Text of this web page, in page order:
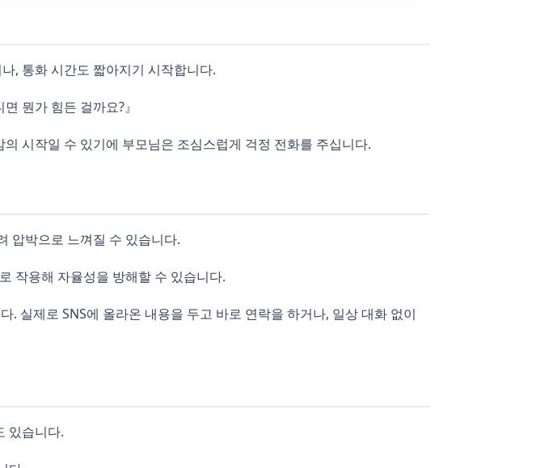
, 통화 시간도 짧아지기 시작합니다.
뭔가 힘든 걸까요?』
시작일 수 있기에 부모님은 조심스럽게 걱정 전화를 주십니다.
압박으로 느껴질 수 있습니다.
작용해 자율성을 방해할 수 있습니다.
실제로 SNS에 올라온 내용을 두고 바로 연락을 하거나, 일상 대화 없이
있습니다.